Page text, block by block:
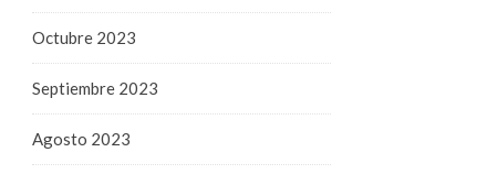
Octubre 2023
Septiembre 2023
Agosto 2023